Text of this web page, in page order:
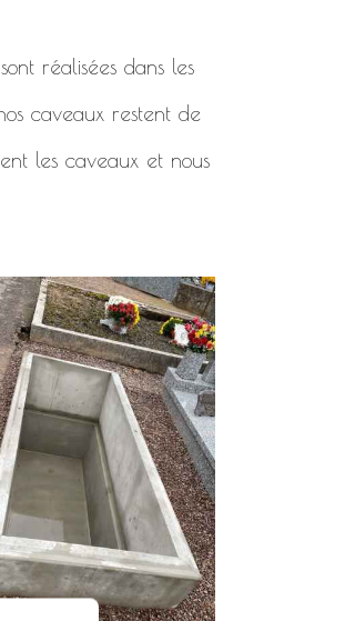
réalisées dans les
caveaux restent de
les caveaux et nous